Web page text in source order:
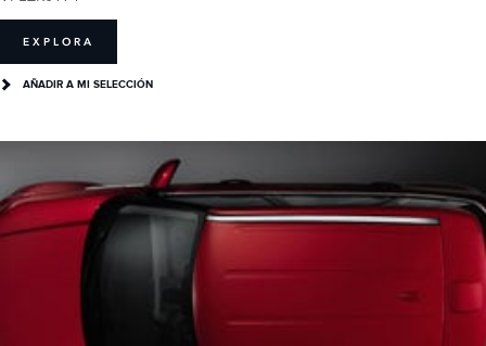
EXPLORA
AÑADIR A MI SELECCIÓN